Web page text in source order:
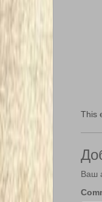
This
Ваш